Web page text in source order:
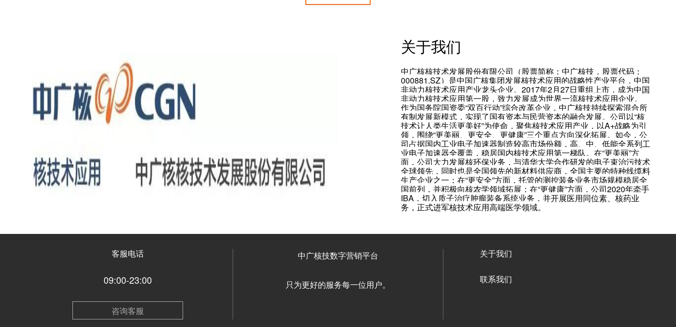
关于我们
中广核核技术发展股份有限公司（股票简称：中广核技，股票代码：
000881.SZ）是中国广核集团发展核技术应用的战略性产业平台，中国
非动力核技术应用产业龙头企业。2017年2月27日重组上市，成为中国
非动力核技术应用第一股，致力发展成为世界一流核技术应用企业。
作为国务院国资委“双百行动”综合改革企业，中广核技持续探索混合所
有制发展新模式，实现了国有资本与民营资本的融合发展。公司以“核
技术让人类生活更美好”为使命，聚焦核技术应用产业，以A+战略为引
领，围绕“更美丽、更安全、更健康”三个重点方向深化拓展。如今，公
司占据国内工业电子加速器制造较高市场份额，高、中、低能全系列工
业电子加速器全覆盖，稳居国内核技术应用第一梯队。在“更美丽”方
面，公司大力发展核环保业务，与清华大学合作研发的电子束治污技术
全球领先，同时也是全国领先的新材料供应商，全国主要的特种线缆料
生产企业之一；在“更安全”方面，托管的测控装备业务市场规模稳居全
国前列，并积极向核农学领域拓展；在“更健康”方面，公司2020年牵手
IBA，切入质子治疗肿瘤装备系统业务，并开展医用同位素、核药业
务，正式进军核技术应用高端医学领域。
客服电话
09:00-23:00
咨询客服
中广核技数字营销平台
只为更好的服务每一位用户。
关于我们
联系我们